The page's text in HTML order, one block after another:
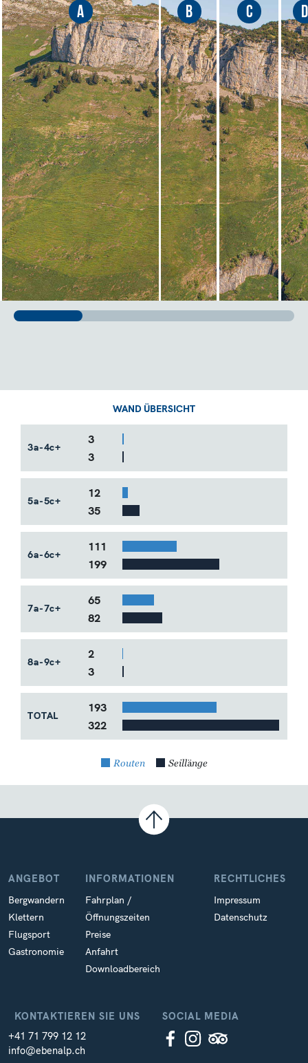
A B C D
WAND ÜBERSICHT
3a-4c+
3
3
5a-5c+
12
35
6a-6c+
111
199
7a-7c+
65
82
8a-9c+
2
3
TOTAL
Bar Example #2
193
322
Routen Seillänge
KONTAKTIEREN SIE UNS
+41 71 799 12 12
info@ebenalp.ch
ANGEBOT
Bergwandern
Klettern
Flugsport
Gastronomie
INFORMATIONEN
Fahrplan /
Öffnungszeiten
Preise
Anfahrt
Downloadbereich
RECHTLICHES
Impressum
Datenschutz
SOCIAL MEDIA